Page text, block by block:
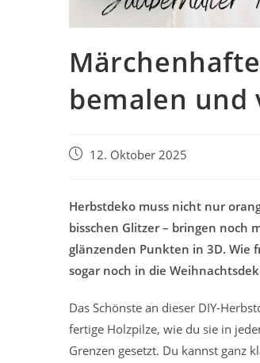
bemalen und
Beitrag12. Oktober 2025
Herbstdeko muss nicht nur
bisschen Glitzer – bringen noch
glänzenden Punkten in 3D. Wie
sogar noch in die
Das Schönste an dieser DIY-
fertige Holzpilze, wie du sie in
Grenzen gesetzt. Du kannst ganz